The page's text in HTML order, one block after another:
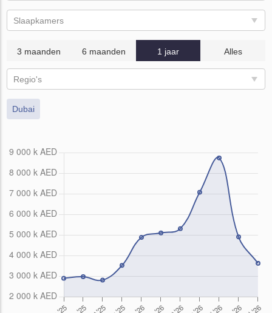
Slaapkamers
3 maanden 6 maanden 1 jaar Alles
Regio's
Dubai